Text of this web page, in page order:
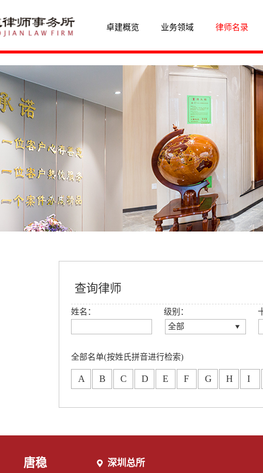
卓建概览 业务领域 律师名录
查询律师
姓名：
级别：
全部
创始合伙人
高级合伙人
全部名单(按姓氏拼音进行检索)
A B C D E F G H I
唐稳 深圳总所